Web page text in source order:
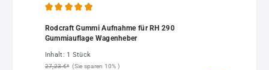
Rodcraft Gummi Aufnahme für RH 290
Gummiauflage Wagenheber
Inhalt: 1 Stück
27,23 €* (Sie sparen 10% )